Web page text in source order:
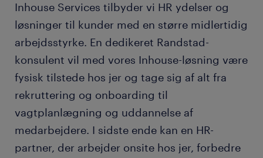
Inhouse Services tilbyder vi HR ydelser og
løsninger til kunder med en større midlertidig
arbejdsstyrke. En dedikeret Randstad-
konsulent vil med vores Inhouse-løsning være
fysisk tilstede hos jer og tage sig af alt fra
rekruttering og onboarding til
vagtplanlægning og uddannelse af
medarbejdere. I sidste ende kan en HR-
partner, der arbejder onsite hos jer, forbedre